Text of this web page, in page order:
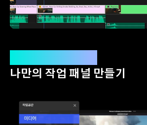
나만의 작업 패널 만들기